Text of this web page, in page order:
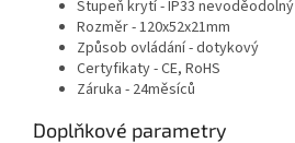
Stupeň krytí - IP33 nevoděodolný
Rozměr - 120x52x21mm
Způsob ovládání - dotykový
Certyfikaty - CE, RoHS
Záruka - 24měsíců
Doplňkové parametry